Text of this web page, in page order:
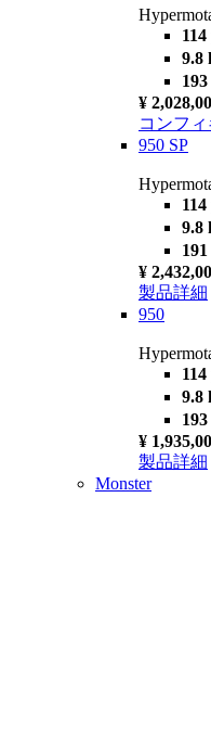
114
9.8
¥
コンフ
950 SP
114
9.8
¥
製品詳細
950
114
9.8
¥
製品詳細
Monster